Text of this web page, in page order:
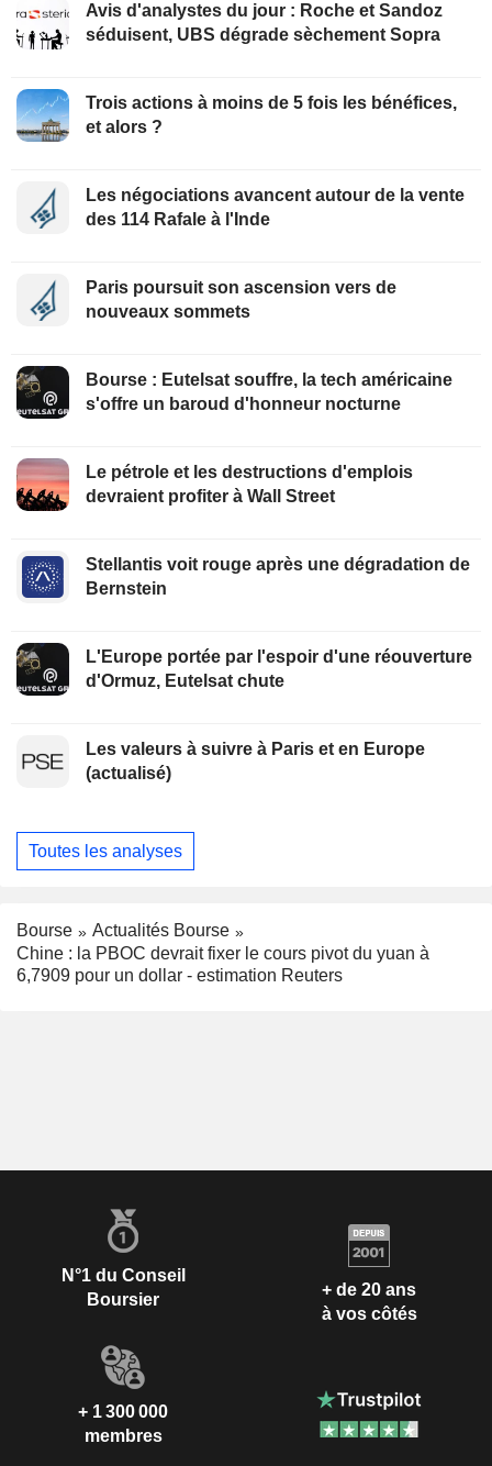
Avis d'analystes du jour : Roche et Sandoz
séduisent, UBS dégrade sèchement Sopra
Trois actions à moins de 5 fois les bénéfices,
et alors ?
Les négociations avancent autour de la vente
des 114 Rafale à l'Inde
Paris poursuit son ascension vers de
nouveaux sommets
Bourse : Eutelsat souffre, la tech américaine
s'offre un baroud d'honneur nocturne
Le pétrole et les destructions d'emplois
devraient profiter à Wall Street
Stellantis voit rouge après une dégradation de
Bernstein
L'Europe portée par l'espoir d'une réouverture
d'Ormuz, Eutelsat chute
Les valeurs à suivre à Paris et en Europe
(actualisé)
Toutes les analyses
Bourse
Actualités Bourse
Chine : la PBOC devrait fixer le cours pivot du yuan à
6,7909 pour un dollar - estimation Reuters
N°1 du Conseil
Boursier
+ de 20 ans
à vos côtés
+ 1 300 000
membres